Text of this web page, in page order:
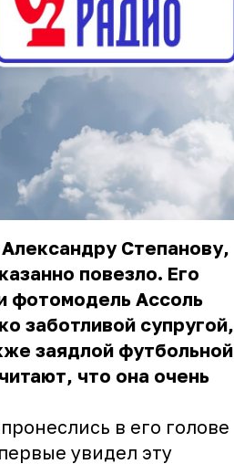
Степанову,
повезло. Его
фотомодель Ассоль
заботливой супругой,
заядлой футбольной
что она очень
в его голове
увидел эту